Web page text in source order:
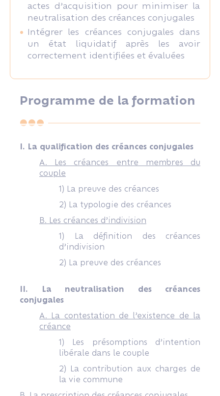
actes d’acquisition pour minimiser la
neutralisation des créances conjugales
Intégrer les créances conjugales dans
un état liquidatif après les avoir
correctement identifiées et évaluées
Programme de la formation
I. La qualification des créances conjugales
A. Les créances entre membres du
couple
1) La preuve des créances
2) La typologie des créances
B. Les créances d’indivision
1) La définition des créances
d’indivision
2) La preuve des créances
II. La neutralisation des créances
conjugales
A. La contestation de l’existence de la
créance
1) Les présomptions d’intention
libérale dans le couple
2) La contribution aux charges de
la vie commune